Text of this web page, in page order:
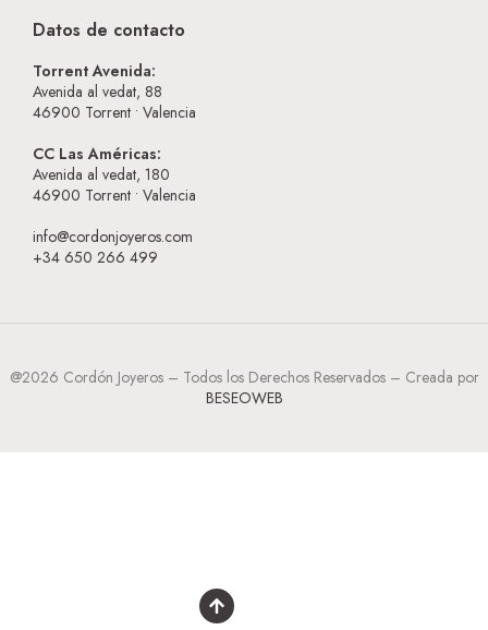
Datos de contacto
Torrent Avenida:
Avenida al vedat, 88
46900 Torrent • Valencia
CC Las Américas:
Avenida al vedat, 180
46900 Torrent • Valencia
info@cordonjoyeros.com
+34 650 266 499
@2026 Cordón Joyeros – Todos los Derechos Reservados – Creada por
BESEOWEB